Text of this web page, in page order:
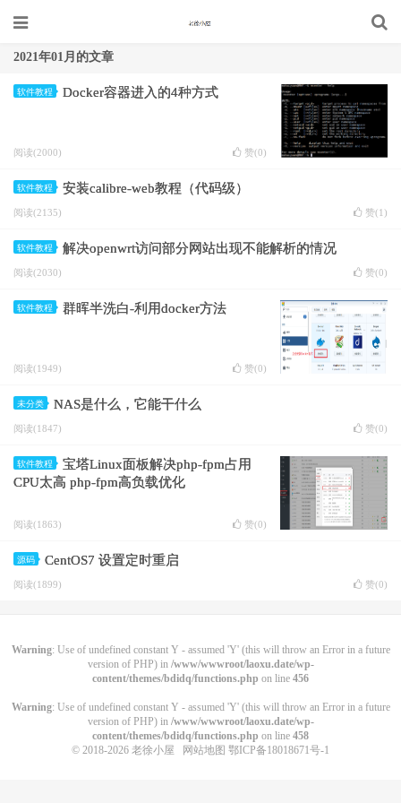
2021年01月的文章
软件教程 Docker容器进入的4种方式
阅读(2000) 赞(0)
软件教程 安装calibre-web教程（代码级）
阅读(2135) 赞(1 )
软件教程 解决openwrt访问部分网站出现不能解析的情况
阅读(2030) 赞(0)
软件教程 群晖半洗白-利用docker方法
阅读(1949) 赞(0)
未分类 NAS是什么，它能干什么
阅读(1847) 赞(0)
软件教程
宝塔Linux面板解决php-fpm占用
CPU太高 php-fpm高负载优化
阅读(1863) 赞(0)
源码 CentOS7 设置定时重启
阅读(1899) 赞(0)
Warning: Use of undefined constant Y - assumed 'Y' (this will throw an Error in a future
version of PHP) in /www/wwwroot/laoxu.date/wp-
content/themes/bdidq/functions.php on line 456
Warning: Use of undefined constant Y - assumed 'Y' (this will throw an Error in a future
version of PHP) in /www/wwwroot/laoxu.date/wp-
content/themes/bdidq/functions.php on line 458
© 2018-2026 老徐小屋 网站地图 鄂ICP备18018671号-1